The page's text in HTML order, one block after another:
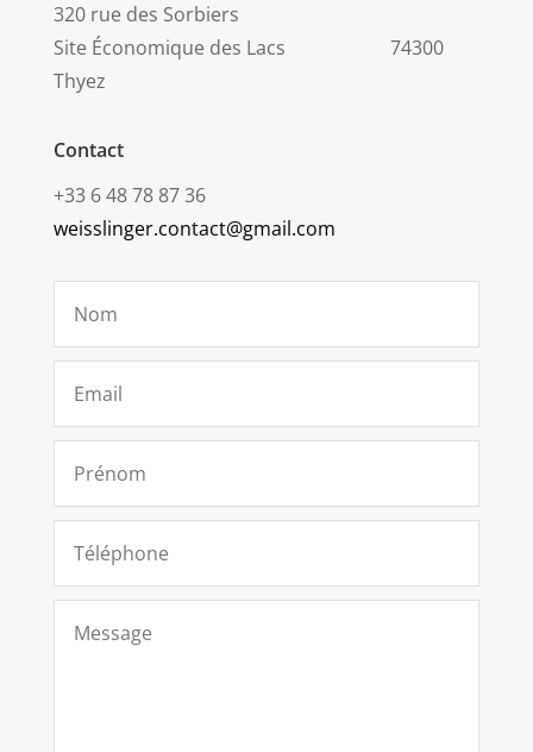
320 rue des Sorbiers
Site Économique des Lacs 74300
Thyez
Contact
+33 6 48 78 87 36
weisslinger.contact@gmail.com